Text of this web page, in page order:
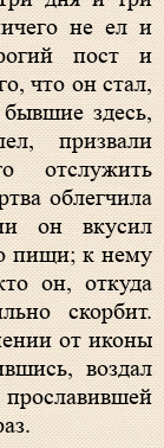
не ел и
пост и
что он стал,
бывшие здесь,
призвали
отслужить
облегчила
он вкусил
пищи; к нему
он, откуда
скорбит.
от иконы
воздал